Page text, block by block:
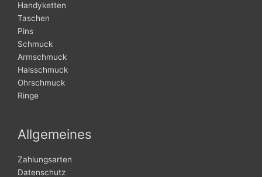
Handyketten
Taschen
Pins
Schmuck
Armschmuck
Halsschmuck
Ohrschmuck
Ringe
Allgemeines
Zahlungsarten
Datenschutz